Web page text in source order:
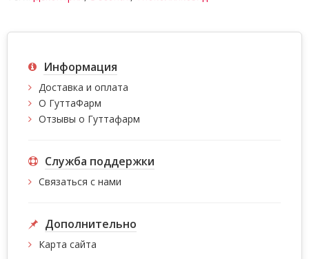
Информация
Доставка и оплата
О ГуттаФарм
Отзывы о Гуттафарм
Служба поддержки
Связаться с нами
Дополнительно
Карта сайта